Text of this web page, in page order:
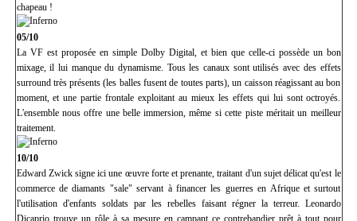
chapeau !
05/10
La VF est proposée en simple Dolby Digital, et bien que celle-ci possède un bon
mixage, il lui manque du dynamisme. Tous les canaux sont utilisés avec des effets
surround très présents (les balles fusent de toutes parts), un caisson réagissant au bon
moment, et une partie frontale exploitant au mieux les effets qui lui sont octroyés.
L'ensemble nous offre une belle immersion, même si cette piste méritait un meilleur
traitement.
10/10
Edward Zwick signe ici une œuvre forte et prenante, traitant d'un sujet délicat qu'est le
commerce de diamants "sale" servant à financer les guerres en Afrique et surtout
l'utilisation d'enfants soldats par les rebelles faisant régner la terreur. Leonardo
Dicaprio trouve un rôle à sa mesure en campant ce contrebandier prêt à tout pour